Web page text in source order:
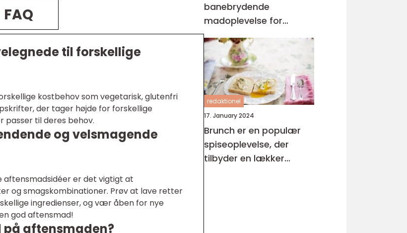
FAQ
til forskellige
kostbehov som vegetarisk, glutenfri
der tager højde for forskellige
til deres behov.
og velsmagende
er det vigtigt at
og smagskombinationer. Prøv at lave retter
ingredienser, og vær åben for nye
god aftensmad!
på aftensmaden?
banebrydende
madoplevelse for
eventyrrejsende og
backpackere
redaktionel
17. January 2024
Brunch er en populær
spiseoplevelse, der
tilbyder en lækker